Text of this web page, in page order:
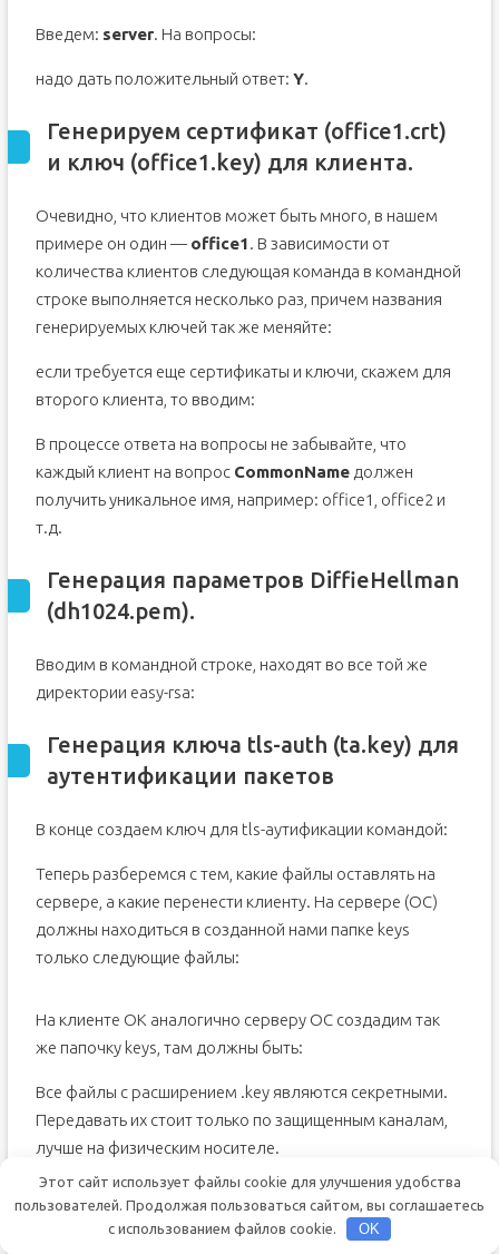
Введем: server. На вопросы:
надо дать положительный ответ: Y.
Генерируем сертификат (office1.crt)
и ключ (office1.key) для клиента.
Очевидно, что клиентов может быть много, в нашем
примере он один — office1. В зависимости от
количества клиентов следующая команда в командной
строке выполняется несколько раз, причем названия
генерируемых ключей так же меняйте:
если требуется еще сертификаты и ключи, скажем для
второго клиента, то вводим:
В процессе ответа на вопросы не забывайте, что
каждый клиент на вопрос CommonNameдолжен
получить уникальное имя, например: office1, office2 и
т.д.
Генерация параметров DiffieHellman
(dh1024.pem).
Вводим в командной строке, находят во все той же
директории easy-rsa:
Генерация ключа tls-auth (ta.key) для
аутентификации пакетов
В конце создаем ключ для tls-аутификации командой:
Теперь разберемся с тем, какие файлы оставлять на
сервере, а какие перенести клиенту. На сервере (OC)
должны находиться в созданной нами папке keys
только следующие файлы:
На клиенте OK аналогично серверу ОС создадим так
же папочку keys, там должны быть:
Все файлы с расширением .key являются секретными.
Передавать их стоит только по защищенным каналам,
лучше на физическим носителе.
Далее приступим к созданию конфига для нашего
сервера ОС и клиента ОК. В директории config создаем
Этот сайт использует файлы cookie для улучшения удобства
пользователей. Продолжая пользоваться сайтом, вы соглашаетесь
с использованием файлов cookie.
OK